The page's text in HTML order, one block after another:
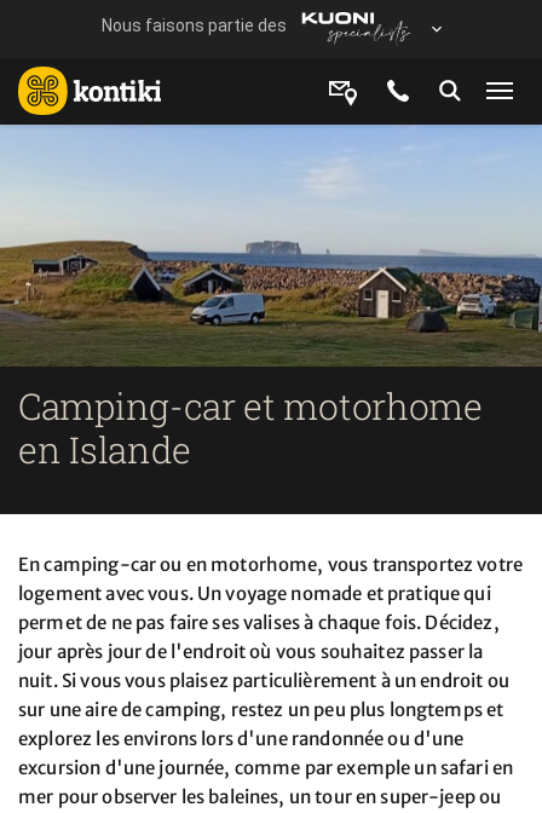
Camping-car et motorhome
en Islande
En camping-car ou en motorhome, vous transportez votre
logement avec vous. Un voyage nomade et pratique qui
permet de ne pas faire ses valises à chaque fois. Décidez,
jour après jour de l'endroit où vous souhaitez passer la
nuit. Si vous vous plaisez particulièrement à un endroit ou
sur une aire de camping, restez un peu plus longtemps et
explorez les environs lors d'une randonnée ou d'une
excursion d'une journée, comme par exemple un safari en
mer pour observer les baleines, un tour en super-jeep ou